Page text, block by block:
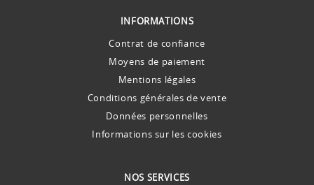
INFORMATIONS
Contrat de confiance
Moyens de paiement
Mentions légales
Conditions générales de vente
Données personnelles
Informations sur les cookies
NOS SERVICES